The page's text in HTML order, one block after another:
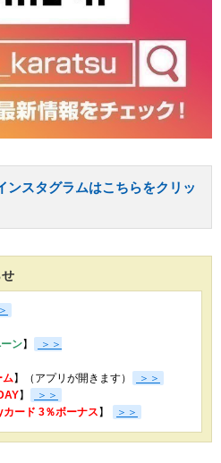
ンスタグラムはこちらをクリッ
ン】 ＞＞
ム】（アプリが開きます）
＞＞
】
＞＞
ード 3％ボーナス 】 ＞＞